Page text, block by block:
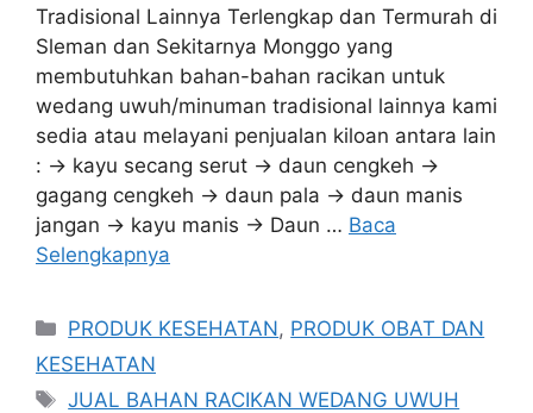
Tradisional Lainnya Terlengkap dan Termurah di
Sleman dan Sekitarnya Monggo yang
membutuhkan bahan-bahan racikan untuk
wedang uwuh/minuman tradisional lainnya kami
sedia atau melayani penjualan kiloan antara lain
: -> kayu secang serut -> daun cengkeh ->
gagang cengkeh -> daun pala -> daun manis
jangan -> kayu manis -> Daun … Baca
Selengkapnya
Kategori
PRODUK KESEHATAN, PRODUK OBAT DAN
KESEHATAN
Tag
JUAL BAHAN RACIKAN WEDANG UWUH